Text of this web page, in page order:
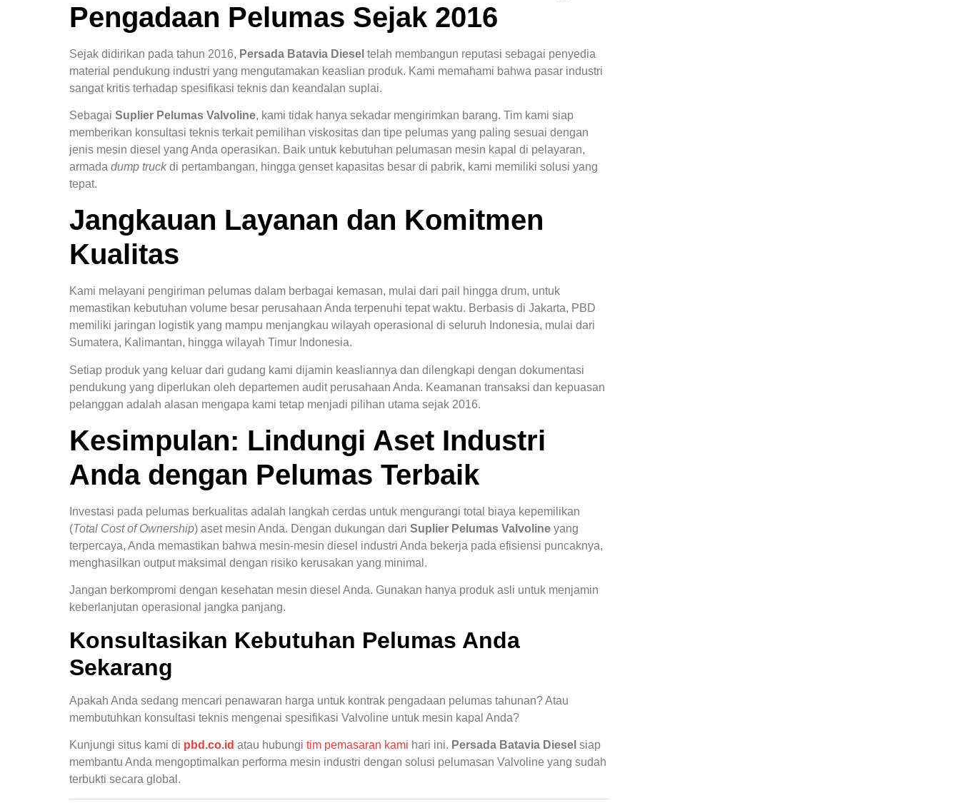
Pengadaan Pelumas Sejak 2016
Sejak didirikan pada tahun 2016, Persada Batavia Diesel telah membangun reputasi sebagai penyedia
material pendukung industri yang mengutamakan keaslian produk. Kami memahami bahwa pasar industri
sangat kritis terhadap spesifikasi teknis dan keandalan suplai.
Sebagai Suplier Pelumas Valvoline, kami tidak hanya sekadar mengirimkan barang. Tim kami siap
memberikan konsultasi teknis terkait pemilihan viskositas dan tipe pelumas yang paling sesuai dengan
jenis mesin diesel yang Anda operasikan. Baik untuk kebutuhan pelumasan mesin kapal di pelayaran,
armada dump truckdi pertambangan, hingga genset kapasitas besar di pabrik, kami memiliki solusi yang
tepat.
Jangkauan Layanan dan Komitmen
Kualitas
Kami melayani pengiriman pelumas dalam berbagai kemasan, mulai dari pail hingga drum, untuk
memastikan kebutuhan volume besar perusahaan Anda terpenuhi tepat waktu. Berbasis di Jakarta, PBD
memiliki jaringan logistik yang mampu menjangkau wilayah operasional di seluruh Indonesia, mulai dari
Sumatera, Kalimantan, hingga wilayah Timur Indonesia.
Setiap produk yang keluar dari gudang kami dijamin keasliannya dan dilengkapi dengan dokumentasi
pendukung yang diperlukan oleh departemen audit perusahaan Anda. Keamanan transaksi dan kepuasan
pelanggan adalah alasan mengapa kami tetap menjadi pilihan utama sejak 2016.
Kesimpulan: Lindungi Aset Industri
Anda dengan Pelumas Terbaik
Investasi pada pelumas berkualitas adalah langkah cerdas untuk mengurangi total biaya kepemilikan
(Total Cost of Ownership) aset mesin Anda. Dengan dukungan dari Suplier Pelumas Valvoline yang
terpercaya, Anda memastikan bahwa mesin-mesin diesel industri Anda bekerja pada efisiensi puncaknya,
menghasilkan output maksimal dengan risiko kerusakan yang minimal.
Jangan berkompromi dengan kesehatan mesin diesel Anda. Gunakan hanya produk asli untuk menjamin
keberlanjutan operasional jangka panjang.
Konsultasikan Kebutuhan Pelumas Anda
Sekarang
Apakah Anda sedang mencari penawaran harga untuk kontrak pengadaan pelumas tahunan? Atau
membutuhkan konsultasi teknis mengenai spesifikasi Valvoline untuk mesin kapal Anda?
Kunjungi situs kami di pbd.co.id atau hubungi tim pemasaran kami hari ini. Persada Batavia Diesel siap
membantu Anda mengoptimalkan performa mesin industri dengan solusi pelumasan Valvoline yang sudah
terbukti secara global.